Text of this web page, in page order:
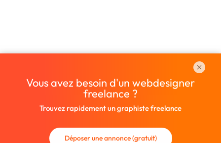
Vous avez besoin d'un webdesigner
freelance ?
Trouvez rapidement un graphiste freelance
Déposer une annonce (gratuit)